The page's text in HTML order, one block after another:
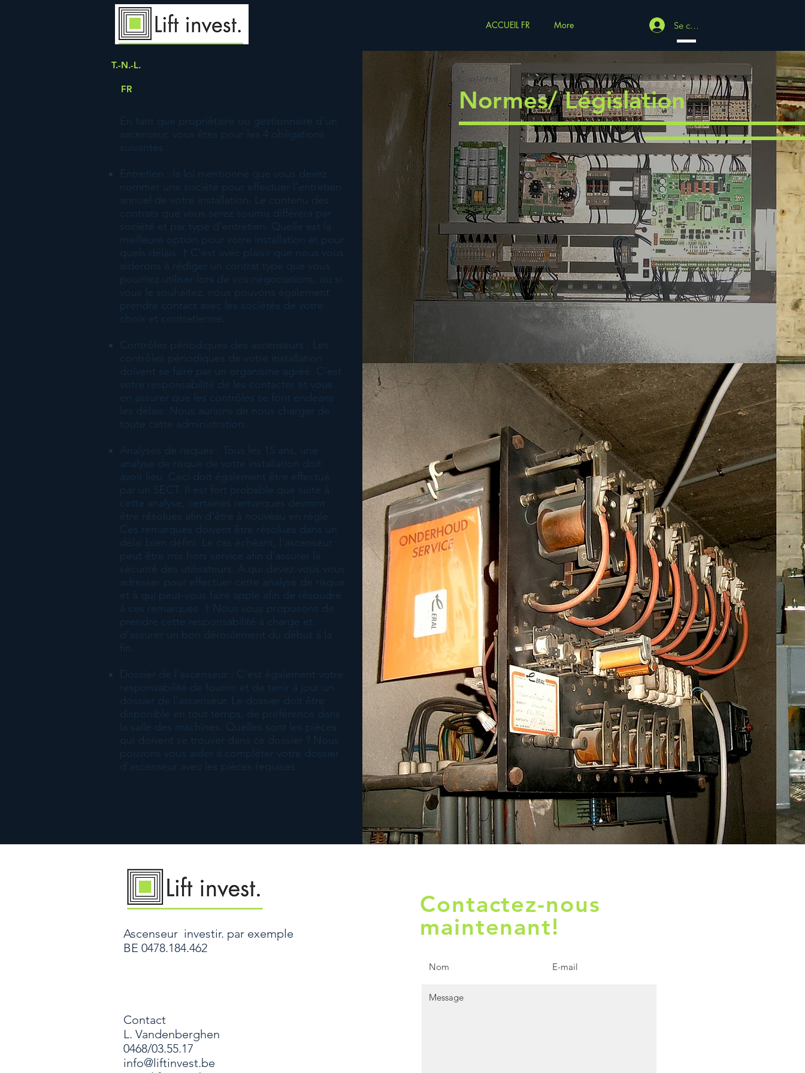
ACCUEIL FR More Se connecter
T.-N.-L.
FR
Ascenseur investir. par exemple
BE 0478.184.462
Contact
L. Vandenberghen
0468/03.55.17
info@liftinvest.be
Contactez-nous
maintenant!
En tant que propriétaire ou gestionnaire d'un
ascenseur, vous êtes pour les 4 obligations
suivantes :
Entretien : la loi mentionne que vous devez
nommer une société pour effectuer l'entretien
annuel de votre installation. Le contenu des
contrats que vous serez soumis différera par
société et par type d'entretien. Quelle est la
meilleure option pour votre installation et pour
quels délais † C'est avec plaisir que nous vous
aiderons à rédiger un contrat type que vous
pourriez utiliser lors de vos négociations, ou si
vous le souhaitez, nous pouvons également
prendre contact avec les sociétés de votre
choix et contretienne.
Contrôles périodiques des ascenseurs : Les
contrôles périodiques de votre installation
doivent se faire par un organisme agréé. C'est
votre responsabilité de les contacter et vous
en assurer que les contrôles se font endeans
les délais. Nous aurions de nous charger de
toute cette administration.
Analyses de risques : Tous les 15 ans, une
analyse de risque de votre installation doit
avoir lieu. Ceci doit également être effectué
par un SECT. Il est fort probable que suite à
cette analyse, certaines remarques devront
être résolues afin d'être à nouveau en règle.
Ces remarques doivent être résolues dans un
délai bien défini. Le cas échéant, l'ascenseur
peut être mis hors service afin d'assurer la
sécurité des utilisateurs. A qui devez-vous vous
adresser pour effectuer cette analyse de risque
et à qui peut-vous faire apple afin de résoudre
à ces remarques † Nous vous proposons de
prendre cette responsabilité à charge et
d'assurer un bon déroulement du début à la
fin.
Dossier de l'ascenseur : C'est également votre
responsabilité de fournir et de tenir à jour un
dossier de l'ascenseur. Le dossier doit être
disponible en tout temps, de préférence dans
la salle des machines. Quelles sont les pièces
qui doivent se trouver dans ce dossier ? Nous
pouvons vous aider à compléter votre dossier
d'ascenseur avec les pièces requises.
Normes/ Législation